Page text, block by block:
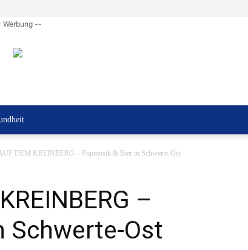
Werbung --
DEM KREINBERG – Popmusik & Bier in Schwerte-Ost
–
Schwerte-Ost